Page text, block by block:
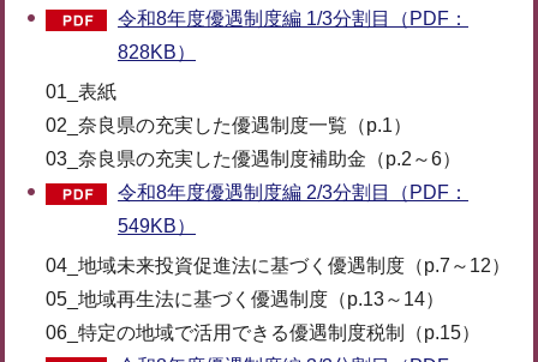
令和8年度優遇制度編 1/3分割目（PDF：
828KB）
01_表紙
02_奈良県の充実した優遇制度一覧（p.1）
03_奈良県の充実した優遇制度補助金（p.2～6）
令和8年度優遇制度編 2/3分割目（PDF：
549KB）
04_地域未来投資促進法に基づく優遇制度（p.7～12）
05_地域再生法に基づく優遇制度（p.13～14）
06_特定の地域で活用できる優遇制度税制（p.15）